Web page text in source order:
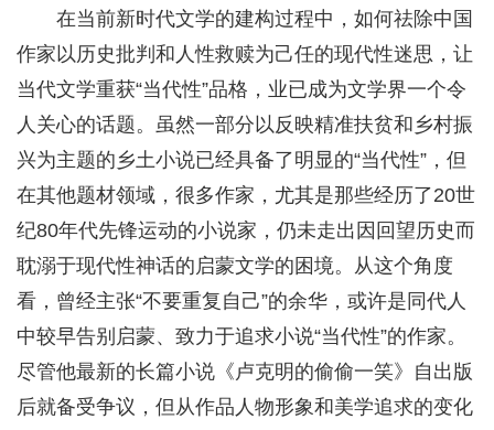
在当前新时代文学的建构过程中，如何祛除中国
作家以历史批判和人性救赎为己任的现代性迷思，让
当代文学重获“当代性”品格，业已成为文学界一个令
人关心的话题。虽然一部分以反映精准扶贫和乡村振
兴为主题的乡土小说已经具备了明显的“当代性”，但
在其他题材领域，很多作家，尤其是那些经历了20世
纪80年代先锋运动的小说家，仍未走出因回望历史而
耽溺于现代性神话的启蒙文学的困境。从这个角度
看，曾经主张“不要重复自己”的余华，或许是同代人
中较早告别启蒙、致力于追求小说“当代性”的作家。
尽管他最新的长篇小说《卢克明的偷偷一笑》自出版
后就备受争议，但从作品人物形象和美学追求的变化